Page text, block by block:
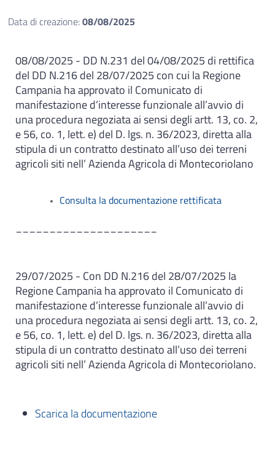
Data di creazione:08/08/2025
08/08/2025 - DD N.231 del 04/08/2025 di rettifica
del DD N.216 del 28/07/2025 con cui la Regione
Campania ha approvato il Comunicato di
manifestazione d’interesse funzionale all’avvio di
una procedura negoziata ai sensi degli artt. 13, co. 2,
e 56, co. 1, lett. e) del D. lgs. n. 36/2023, diretta alla
stipula di un contratto destinato all’uso dei terreni
agricoli siti nell’ Azienda Agricola di Montecoriolano
Consulta la documentazione rettificata
29/07/2025 - Con DD N.216 del 28/07/2025 la
Regione Campania ha approvato il Comunicato di
manifestazione d’interesse funzionale all’avvio di
una procedura negoziata ai sensi degli artt. 13, co. 2,
e 56, co. 1, lett. e) del D. lgs. n. 36/2023, diretta alla
stipula di un contratto destinato all’uso dei terreni
agricoli siti nell’ Azienda Agricola di Montecoriolano.
Scarica la documentazione